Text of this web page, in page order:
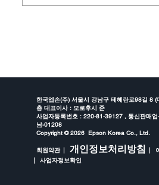
한국엡손(주) 서울시 강남구 테헤란로98길 8
층 대표이사 : 모로후시 준
사업자등록번호 : 220-81-39127 , 통신판매
남-01208
Copyright ©2026 Epson Korea Co., Ltd.
회원약관 개인정보처리방침
사업자정보확인